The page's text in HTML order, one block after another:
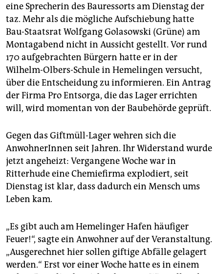
abo
genossenschaft
epaper login
eine Sprecherin des Bauressorts am Dienstag der
taz. Mehr als die mögliche Aufschiebung hatte
Bau-Staatsrat Wolfgang Golasowski (Grüne) am
Montagabend nicht in Aussicht gestellt. Vor rund
170 aufgebrachten Bürgern hatte er in der
Wilhelm-Olbers-Schule in Hemelingen versucht,
über die Entscheidung zu informieren. Ein Antrag
der Firma Pro Entsorga, die das Lager errichten
will, wird momentan von der Baubehörde geprüft.
Gegen das Giftmüll-Lager wehren sich die
AnwohnerInnen seit Jahren. Ihr Widerstand wurde
jetzt angeheizt: Vergangene Woche war in
Ritterhude eine Chemiefirma explodiert, seit
Dienstag ist klar, dass dadurch ein Mensch ums
Leben kam.
„Es gibt auch am Hemelinger Hafen häufiger
Feuer!“, sagte ein Anwohner auf der Veranstaltung.
„Ausgerechnet hier sollen giftige Abfälle gelagert
werden.“ Erst vor einer Woche hatte es in einem